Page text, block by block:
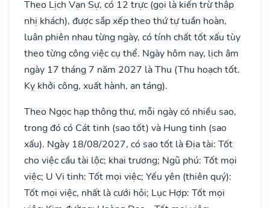
Theo Lịch Vạn Sự, có 12 trực (gọi là kiến trừ thập
nhị khách), được sắp xếp theo thứ tự tuần hoàn,
luân phiên nhau từng ngày, có tính chất tốt xấu tùy
theo từng công việc cụ thể. Ngày hôm nay, lịch âm
ngày 17 tháng 7 năm 2027 là Thu (Thu hoạch tốt.
Kỵ khởi công, xuất hành, an táng).
Theo Ngọc hạp thông thư, mỗi ngày có nhiều sao,
trong đó có Cát tinh (sao tốt) và Hung tinh (sao
xấu). Ngày 18/08/2027, có sao tốt là Địa tài: Tốt
cho việc cầu tài lộc; khai trương; Ngũ phú: Tốt mọi
việc; U Vi tinh: Tốt mọi việc; Yếu yên (thiên quý):
Tốt mọi việc, nhất là cưới hỏi; Lục Hợp: Tốt mọi